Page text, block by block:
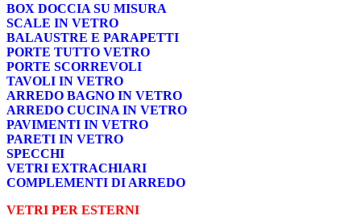
BOX DOCCIA SU MISURA
SCALE IN VETRO
BALAUSTRE E PARAPETTI
PORTE TUTTO VETRO
PORTE SCORREVOLI
TAVOLI IN VETRO
ARREDO BAGNO IN VETRO
ARREDO CUCINA IN VETRO
PAVIMENTI IN VETRO
PARETI IN VETRO
SPECCHI
VETRI EXTRACHIARI
COMPLEMENTI DI ARREDO
VETRI PER ESTERNI